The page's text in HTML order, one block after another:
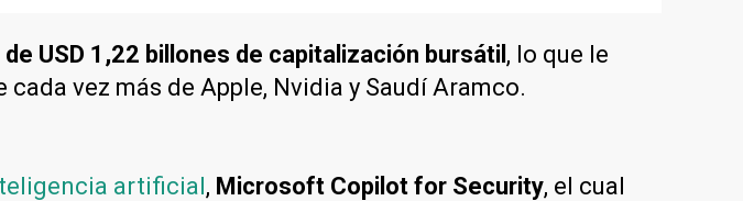
USD 1,22 billones de capitalización bursátil , lo que le
cada vez más de Apple, Nvidia y Saudí Aramco.
artificial, Microsoft Copilot for Security, el cual